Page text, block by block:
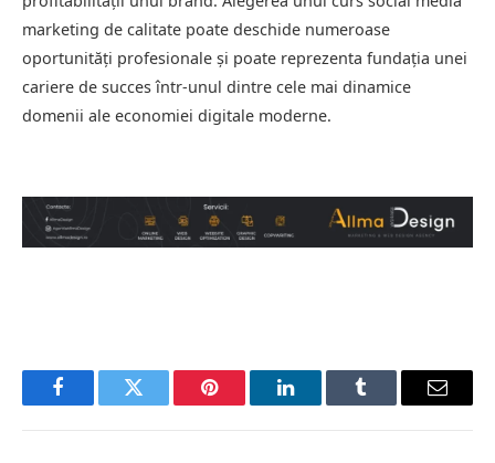
marketing de calitate poate deschide numeroase
oportunități profesionale și poate reprezenta fundația unei
cariere de succes într-unul dintre cele mai dinamice
domenii ale economiei digitale moderne.
FacebookTwitter Pinterest LinkedInTumblr Email